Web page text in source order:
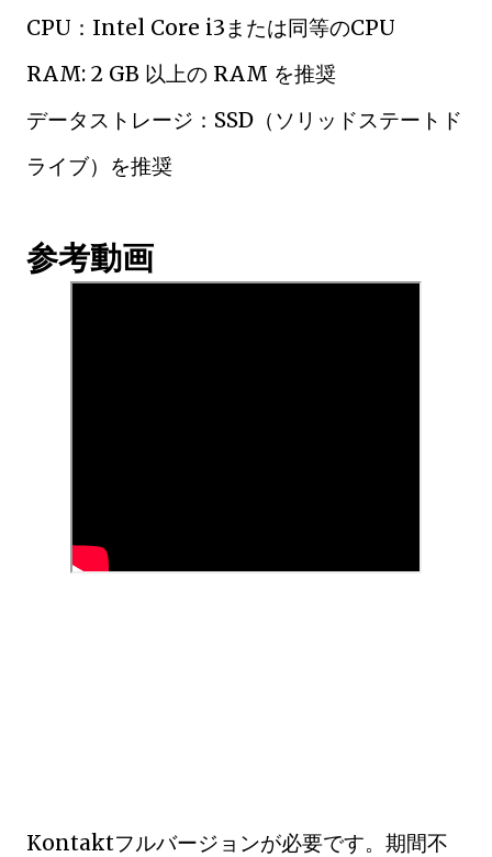
CPU：Intel Core i3または同等のCPU
RAM: 2 GB 以上の RAM を推奨
データストレージ：SSD（ソリッドステートド
ライブ）を推奨
参考動画
Kontaktフルバージョンが必要です。期間不